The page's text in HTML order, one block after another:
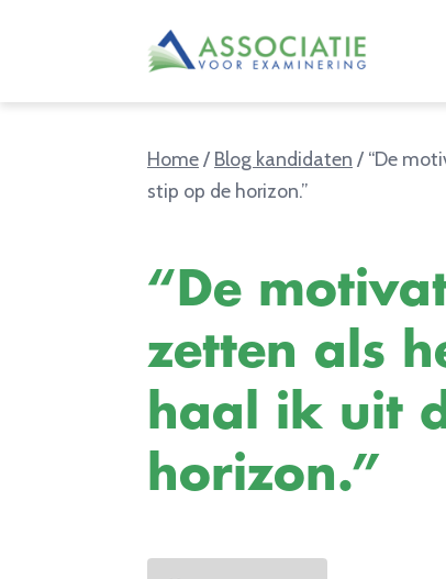
Home/ Blog kandidaten / “De
stip op de horizon.”
“De
zetten als
haal ik uit
horizon.”